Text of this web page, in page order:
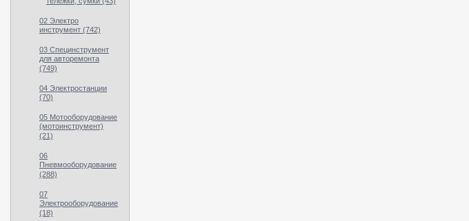
02 Электро
инструмент (742)
03 Специнструмент
для авторемонта
(749)
04 Электростанции
(70)
05 Мотооборудование
(мотоинструмент)
(21)
06
Пневмооборудование
(288)
07
Электрооборудование
(18)